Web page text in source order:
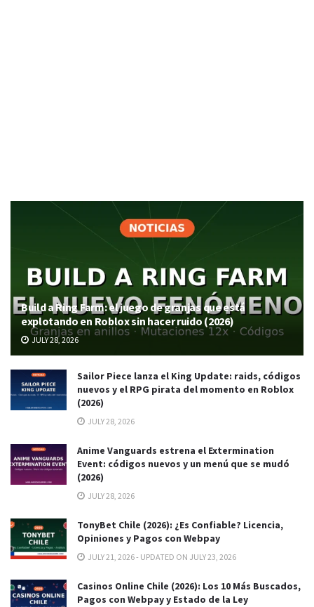
Build a Ring Farm: el juego de granjas que está
explotando en Roblox sin hacer ruido (2026)
JULY 28, 2026
Sailor Piece lanza el King Update: raids, códigos
nuevos y el RPG pirata del momento en Roblox
(2026)
JULY 28, 2026
Anime Vanguards estrena el Extermination
Event: códigos nuevos y un menú que se mudó
(2026)
JULY 28, 2026
TonyBet Chile (2026): ¿Es Confiable? Licencia,
Opiniones y Pagos con Webpay
JULY 21, 2026 - UPDATED ON JULY 23, 2026
Casinos Online Chile (2026): Los 10 Más Buscados,
Pagos con Webpay y Estado de la Ley